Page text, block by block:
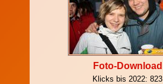
Foto-Download
Klicks bis 2022: 823